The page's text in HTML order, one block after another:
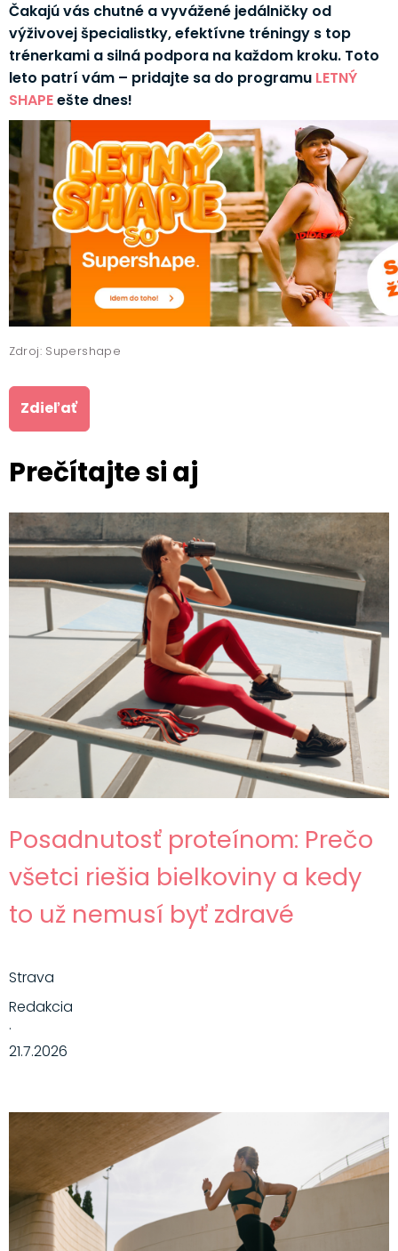
Čakajú vás chutné a vyvážené jedálničky od
výživovej špecialistky, efektívne tréningy s top
trénerkami a silná podpora na každom kroku. Toto
leto patrí vám – pridajte sa do programu LETNÝ
SHAPEešte dnes!
Zdroj: Supershape
Zdieľať
Prečítajte si aj
Posadnutosť proteínom: Prečo
všetci riešia bielkoviny a kedy
to už nemusí byť zdravé
Strava
Redakcia
·
21.7.2026